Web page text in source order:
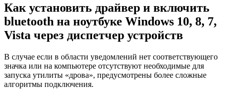
Как установить драйвер и включить
bluetooth на ноутбуке Windows 10, 8, 7,
Vista через диспетчер устройств
В случае если в области уведомлений нет соответствующего
значка или на компьютере отсутствуют необходимые для
запуска утилиты «дрова», предусмотрены более сложные
алгоритмы подключения.